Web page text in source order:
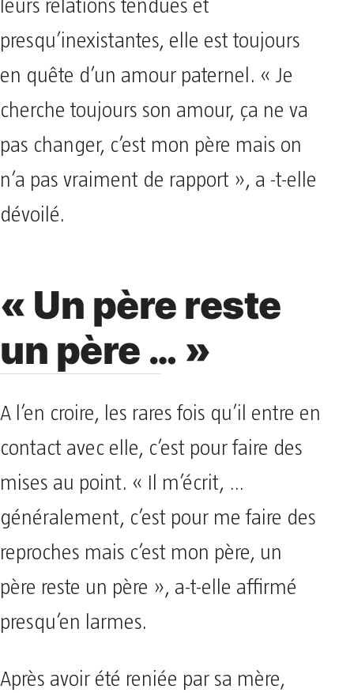
leurs relations tendues et
presqu’inexistantes, elle est toujours
en quête d’un amour paternel. « Je
cherche toujours son amour, ça ne va
pas changer, c’est mon père mais on
n’a pas vraiment de rapport », a -t-elle
dévoilé.
« Un père reste
un père … »
A l’en croire, les rares fois qu’il entre en
contact avec elle, c’est pour faire des
mises au point. « Il m’écrit, …
généralement, c’est pour me faire des
reproches mais c’est mon père, un
père reste un père », a-t-elle affirmé
presqu’en larmes.
Après avoir été reniée par sa mère,